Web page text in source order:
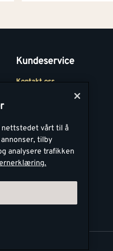
Kundeservice
Kontakt oss
Medlemsavtaler
Montér Bedrift
nettstedet vårt til å
tilby
analysere trafikken